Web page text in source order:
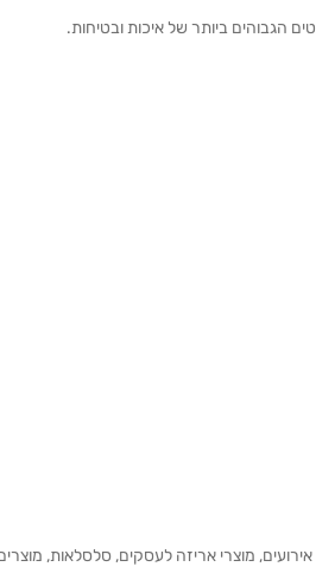
הגבוהים ביותר של איכות ובטיחות.
מוצרי אריזה לעסקים, סלסלאות, מוצרים